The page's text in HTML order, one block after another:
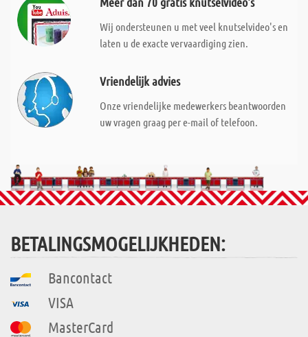
Wij ondersteunen u met veel knutselvideo's en
laten u de exacte vervaardiging zien.
Vriendelijk advies
Onze vriendelijke medewerkers beantwoorden
uw vragen graag per e-mail of telefoon.
BETALINGSMOGELIJKHEDEN:
Bancontact
VISA
MasterCard